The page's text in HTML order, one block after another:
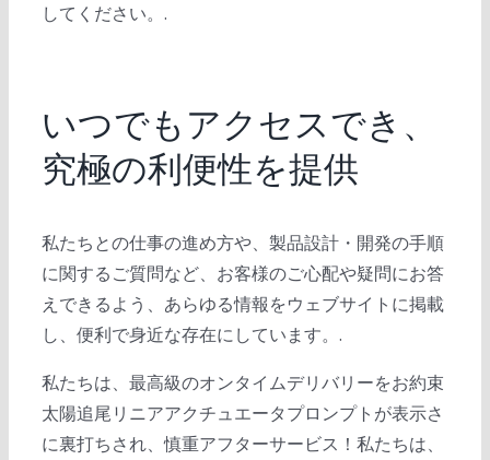
してください。.
いつでもアクセスでき、
究極の利便性を提供
私たちとの仕事の進め方や、製品設計・開発の手順
に関するご質問など、お客様のご心配や疑問にお答
えできるよう、あらゆる情報をウェブサイトに掲載
し、便利で身近な存在にしています。.
私たちは、最高級のオンタイムデリバリーをお約束
太陽追尾リニアアクチュエータプロンプトが表示さ
に裏打ちされ、慎重アフターサービス！私たちは、